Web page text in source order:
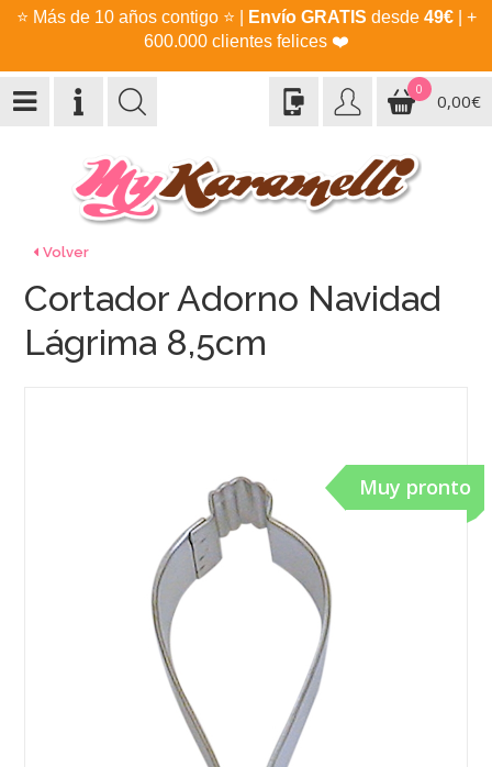
⭐ Más de 10 años contigo ⭐ Envío GRATIS desde 49€| +
600.000 clientes felices ❤️
0
0,00€
Volver
Muy pronto
Cortador Adorno Navidad
Lágrima 8,5cm